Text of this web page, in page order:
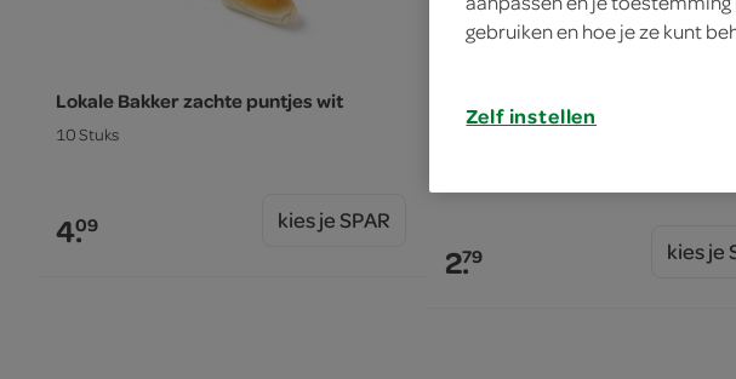
Lokale Bakker zachte puntjes wit
10 Stuks
4.09 kies je SPAR
Wit
2.79 kies je
gebruiken en hoe je ze kunt
Zelf instellen